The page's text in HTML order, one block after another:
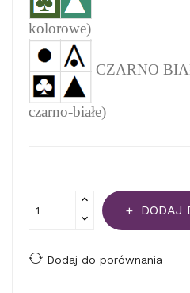
kolorowe)
CZARNO
czarno-białe)
DODAJ
Dodaj do porównania